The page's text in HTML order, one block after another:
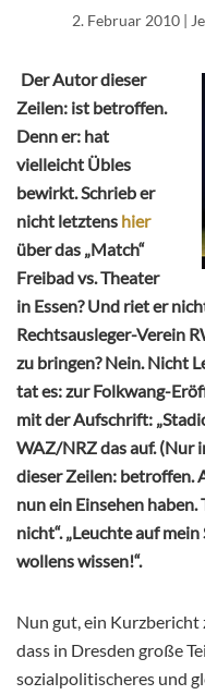
2. Februar 2010 |
Der Autor dieser
Zeilen: ist betroffen.
Denn er: hat
vielleicht Übles
bewirkt. Schrieb er
nicht letztens hier
über das „Match“
Freibad vs. Theater
in Essen? Und riet er
Rechtsausleger-Verein
zu bringen? Nein. Nicht
tat es: zur Folkwang-
mit der Aufschrift:
WAZ/NRZ das auf. (Nur
dieser Zeilen: betroffen.
nun ein Einsehen haben.
nicht“. „Leuchte auf
wollens wissen!“.
Nun gut, ein Kurzbericht
dass in Dresden große
sozialpolitischeres und